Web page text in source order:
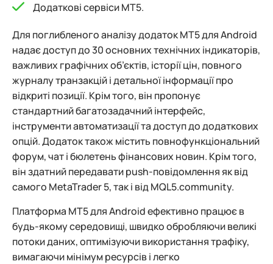
Додаткові сервіси МТ5.
Для поглибленого аналізу додаток MT5 для Android
надає доступ до 30 основних технічних індикаторів,
важливих графічних об’єктів, історії цін, повного
журналу транзакцій і детальної інформації про
відкриті позиції. Крім того, він пропонує
стандартний багатозадачний інтерфейс,
інструменти автоматизації та доступ до додаткових
опцій. Додаток також містить повнофункціональний
форум, чат і бюлетень фінансових новин. Крім того,
він здатний передавати push-повідомлення як від
самого MetaTrader 5, так і від MQL5.community.
Платформа MT5 для Android ефективно працює в
будь-якому середовищі, швидко обробляючи великі
потоки даних, оптимізуючи використання трафіку,
вимагаючи мінімум ресурсів і легко